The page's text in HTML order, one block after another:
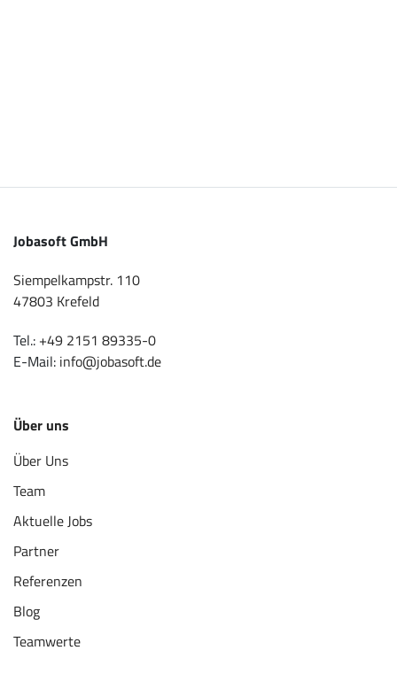
Jobasoft GmbH
Siempelkampstr. 110
47803 Krefeld
Tel.: +49 2151 89335-0
E-Mail: info@jobasoft.de
Über uns
Über Uns
Team
Aktuelle Jobs
Partner
Referenzen
Blog
Teamwerte